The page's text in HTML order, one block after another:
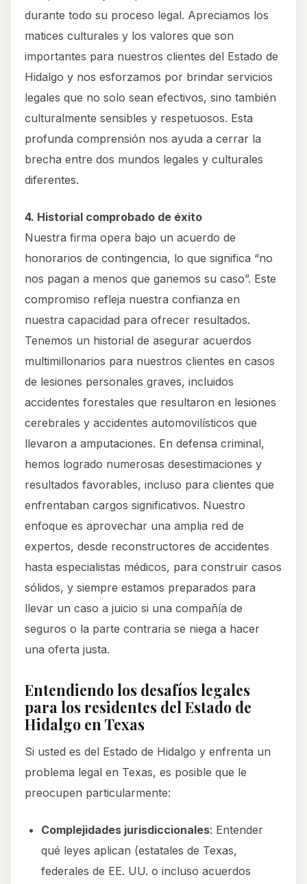
durante todo su proceso legal. Apreciamos los
matices culturales y los valores que son
importantes para nuestros clientes del Estado de
Hidalgo y nos esforzamos por brindar servicios
legales que no solo sean efectivos, sino también
culturalmente sensibles y respetuosos. Esta
profunda comprensión nos ayuda a cerrar la
brecha entre dos mundos legales y culturales
diferentes.
4. Historial comprobado de éxito
Nuestra firma opera bajo un acuerdo de
honorarios de contingencia, lo que significa “no
nos pagan a menos que ganemos su caso”. Este
compromiso refleja nuestra confianza en
nuestra capacidad para ofrecer resultados.
Tenemos un historial de asegurar acuerdos
multimillonarios para nuestros clientes en casos
de lesiones personales graves, incluidos
accidentes forestales que resultaron en lesiones
cerebrales y accidentes automovilísticos que
llevaron a amputaciones. En defensa criminal,
hemos logrado numerosas desestimaciones y
resultados favorables, incluso para clientes que
enfrentaban cargos significativos. Nuestro
enfoque es aprovechar una amplia red de
expertos, desde reconstructores de accidentes
hasta especialistas médicos, para construir casos
sólidos, y siempre estamos preparados para
llevar un caso a juicio si una compañía de
seguros o la parte contraria se niega a hacer
una oferta justa.
Entendiendo los desafíos legales
para los residentes del Estado de
Hidalgo en Texas
Si usted es del Estado de Hidalgo y enfrenta un
problema legal en Texas, es posible que le
preocupen particularmente:
Complejidades jurisdiccionales: Entender
qué leyes aplican (estatales de Texas,
federales de EE. UU. o incluso acuerdos